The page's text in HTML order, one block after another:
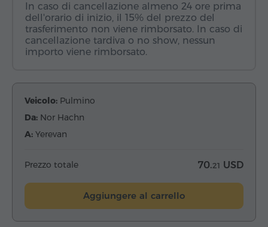
In caso di cancellazione almeno 24 ore prima
dell'orario di inizio, il 15% del prezzo del
trasferimento non viene rimborsato. In caso di
cancellazione tardiva o no show, nessun
importo viene rimborsato.
Veicolo: Pulmino
Da: Nor Hachn
A: Yerevan
Prezzo totale 70.21 USD
Aggiungere al carrello